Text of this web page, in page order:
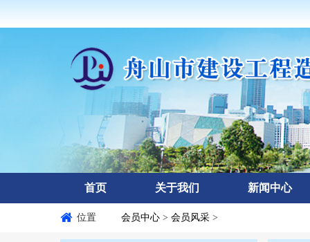
首页 关于我们 新闻中心
位置 会员中心 > 会员风采 >